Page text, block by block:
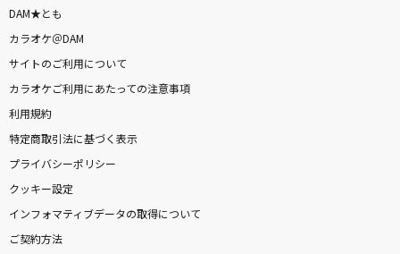
DAM★とも
カラオケ＠DAM
サイトのご利用について
カラオケご利用にあたっての注意事項
利用規約
特定商取引法に基づく表示
プライバシーポリシー
クッキー設定
インフォマティブデータの取得について
ご契約方法